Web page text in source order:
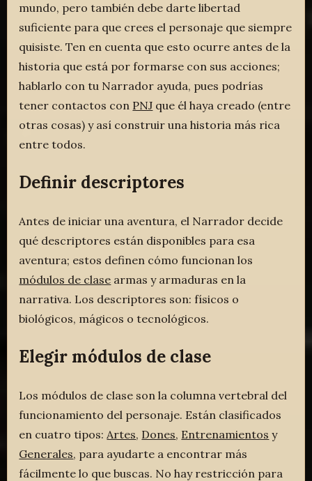
mundo, pero también debe darte libertad
suficiente para que crees el personaje que siempre
quisiste. Ten en cuenta que esto ocurre antes de la
historia que está por formarse con sus acciones;
hablarlo con tu Narrador ayuda, pues podrías
tener contactos con PNJ que él haya creado (entre
otras cosas) y así construir una historia más rica
entre todos.
Definir descriptores
Antes de iniciar una aventura, el Narrador decide
qué descriptores están disponibles para esa
aventura; estos definen cómo funcionan los
módulos de clase armas y armaduras en la
narrativa. Los descriptores son: físicos o
biológicos, mágicos o tecnológicos.
Elegir módulos de clase
Los módulos de clase son la columna vertebral del
funcionamiento del personaje. Están clasificados
en cuatro tipos: Artes, Dones, Entrenamientos y
Generales, para ayudarte a encontrar más
fácilmente lo que buscas. No hay restricción para